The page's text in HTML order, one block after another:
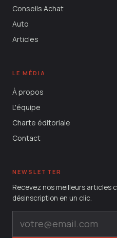
Conseils Achat
Auto
Articles
LE MÉDIA
À propos
L'équipe
Charte éditoriale
Contact
NEWSLETTER
Recevez nos meilleurs articles
désinscription en un clic.